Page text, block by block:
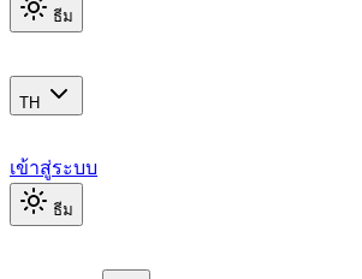
ธีม
TH
เข้าสู่ระบบ
ธีม